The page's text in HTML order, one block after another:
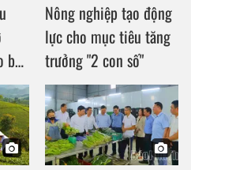
Nông nghiệp tạo động
lực cho mục tiêu tăng
trưởng "2 con số"